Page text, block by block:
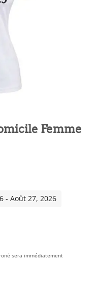
Femme
- Août 27, 2026
sera immédiatement